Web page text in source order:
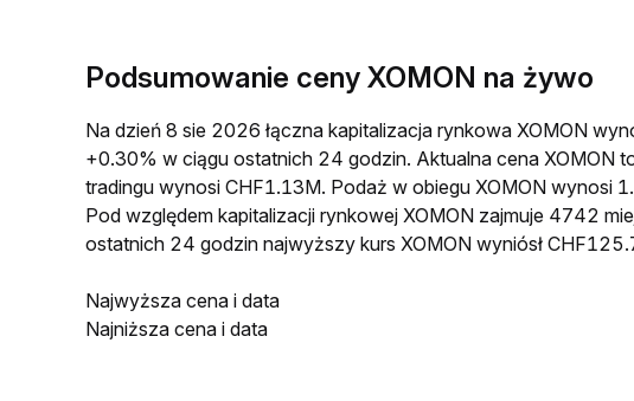
Podsumowanie ceny XOMON na żywo
Na dzień 8 sie 2026 łączna kapitalizacja rynkowa XOMON
+0.30% w ciągu ostatnich 24 godzin. Aktualna cena
tradingu wynosi CHF1.13M. Podaż w obiegu XOMON wynosi
Pod względem kapitalizacji rynkowej XOMON zajmuje 4742
ostatnich 24 godzin najwyższy kurs XOMON wyniósł
Najwyższa cena i data
Najniższa cena i data